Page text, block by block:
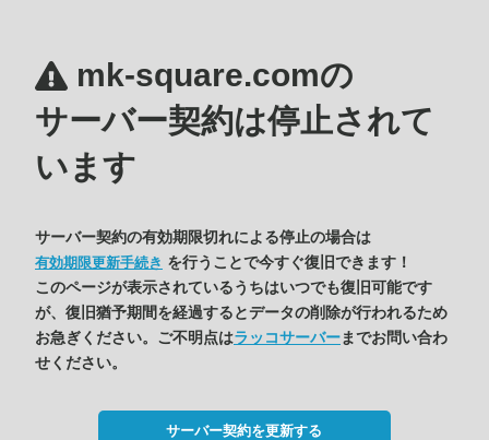
mk-square.comの
サーバー契約は停止されて
います
サーバー契約の有効期限切れによる停止の場合は
有効期限更新手続き を行うことで今すぐ復旧できます！
このページが表示されているうちはいつでも復旧可能です
が、復旧猶予期間を経過するとデータの削除が行われるため
お急ぎください。ご不明点はラッコサーバーまでお問い合わ
せください。
サーバー契約を更新する